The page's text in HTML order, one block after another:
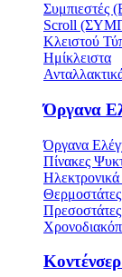
Συμπιεστές
Scroll
Κλειστού
Ημίκλειστα
Όργανα
Όργανα
Πίνακες